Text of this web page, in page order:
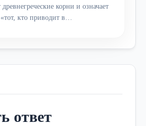
корни и означает
кто приводит в…
ответ